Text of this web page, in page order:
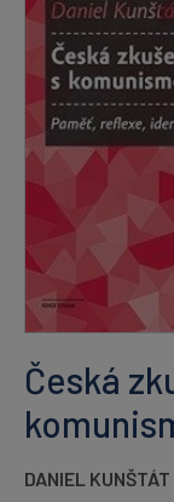
Česká
DANIEL KUNŠTÁT